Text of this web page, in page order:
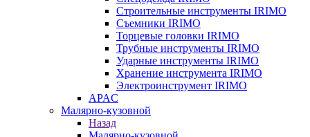
Строительные инструменты IRIMO
Съемники IRIMO
Торцевые головки IRIMO
Трубные инструменты IRIMO
Ударные инструменты IRIMO
Хранение инструмента IRIMO
Электроинструмент IRIMO
APAC
Малярно-кузовной
Назад